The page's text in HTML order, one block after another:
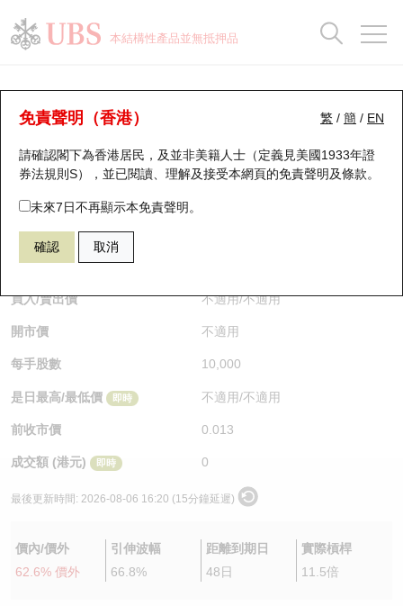
本結構性產品並無抵押品
繁 / 簡 / EN
免責聲明（香港）
請確認閣下為香港居民，及並非美籍人士（定義見美國1933年證
券法規則S），並已閱讀、理解及接受本網頁的免責聲明及條款。
未來7日不再顯示本免責聲明。
確認 取消
認股證分析儀
表現 街貨統計 比較
25683 瑞銀認購 0700 騰訊控股
$0.013 即時
買入/賣出價 不適用/不適用
開市價 不適用
每手股數 10,000
是日最高/最低價 即時 不適用/不適用
前收市價 0.013
成交額 (港元) 即時 0
最後更新時間: 2026-08-06 16:20 (15分鐘延遲)
價內/價外
62.6% 價外
引伸波幅
66.8%
距離到期日
48日
實際槓桿
11.5倍
瑞銀認股證一覽
新發行瑞銀認股證
即將到期認股證
認股證到期結算價查詢
認股證分析儀
認股證速算機
認股證/牛熊證日誌
認股證文件及公告
街貨統計
比較
牛熊全景快搜
牛熊證搜尋
牛熊證街貨分佈圖
正股牛熊證列表
新發行瑞銀牛熊證
已收回牛熊證剩餘價值
牛熊證到期結算價查詢
牛熊證分析儀
街貨統計
比較
十大升幅/跌幅
十大認股證成交分佈
十天股證佔大市成交
資金流
街貨統計
三十大平均引伸波幅
正股分析儀
二十大活躍股份
恒指成份股
國指成份股
科指成份股
相關資產沽空
中資ETFs溢價比較
AH 股價對照
持股比重
顯示所有持股比重
每月輪證大市專題
輪證專欄
講座及教育短片
認股證投資者教育
牛熊證投資者教育
認股證牛熊證常問問題